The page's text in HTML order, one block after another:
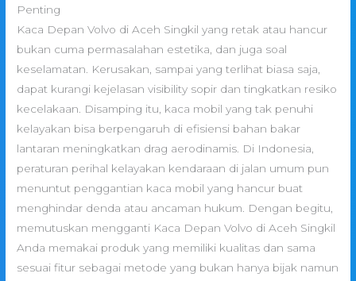
Penting
Kaca Depan Volvo di Aceh Singkil yang retak atau hancur
bukan cuma permasalahan estetika, dan juga soal
keselamatan. Kerusakan, sampai yang terlihat biasa saja,
dapat kurangi kejelasan visibility sopir dan tingkatkan resiko
kecelakaan. Disamping itu, kaca mobil yang tak penuhi
kelayakan bisa berpengaruh di efisiensi bahan bakar
lantaran meningkatkan drag aerodinamis. Di Indonesia,
peraturan perihal kelayakan kendaraan di jalan umum pun
menuntut penggantian kaca mobil yang hancur buat
menghindar denda atau ancaman hukum. Dengan begitu,
memutuskan mengganti Kaca Depan Volvo di Aceh Singkil
Anda memakai produk yang memiliki kualitas dan sama
sesuai fitur sebagai metode yang bukan hanya bijak namun